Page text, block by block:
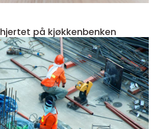
Kjøkkenvask hjertet på kjøkkenbenken